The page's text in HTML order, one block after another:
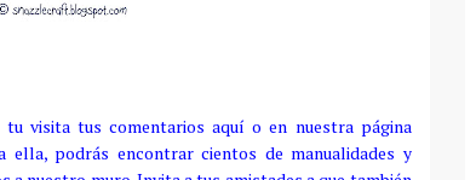
tu visita tus comentarios aquí o en nuestra página
ella, podrás encontrar cientos de manualidades y